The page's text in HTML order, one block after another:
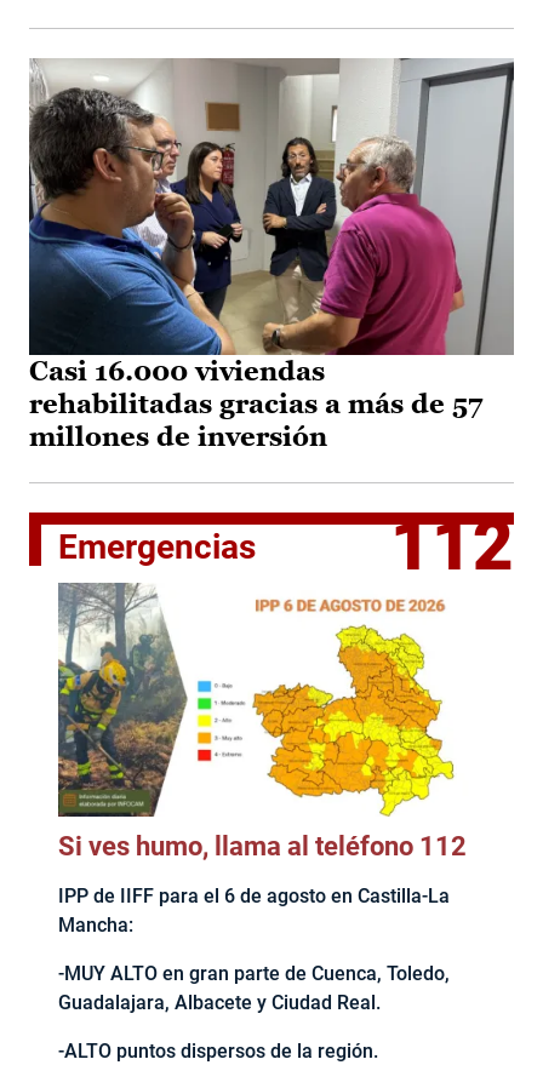
Casi 16.000 viviendas
rehabilitadas gracias a más de 57
millones de inversión
Emergencias 112
Si ves humo, llama al teléfono 112
IPP de IIFF para el 6 de agosto en Castilla-La
Mancha:
-MUY ALTO en gran parte de Cuenca, Toledo,
Guadalajara, Albacete y Ciudad Real.
-ALTO puntos dispersos de la región.